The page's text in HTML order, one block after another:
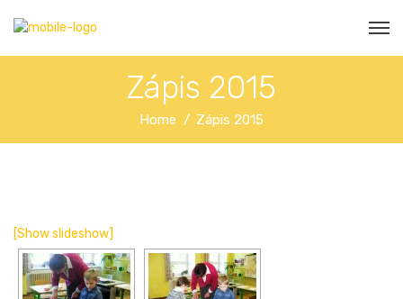
Zápis 2015
Home Zápis 2015
[Show slideshow]